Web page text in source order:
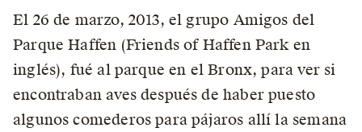
El 26 de marzo, 2013, el grupo Amigos del
Parque Haffen (Friends of Haffen Park en
inglés), fué al parque en el Bronx, para ver si
encontraban aves después de haber puesto
algunos comederos para pájaros allí la semana